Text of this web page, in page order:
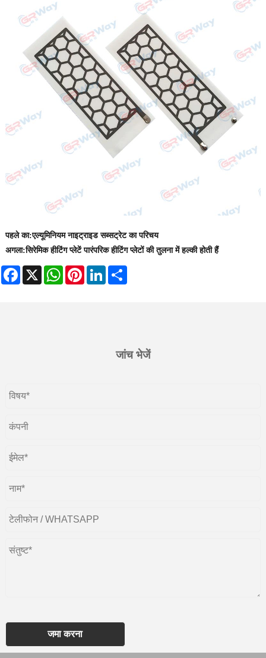
पहले का:एल्यूमिनियम नाइट्राइड सब्सट्रेट का परिचय
अगला:सिरेमिक हीटिंग प्लेटें पारंपरिक हीटिंग प्लेटों की तुलना में हल्की होती हैं
Facebook
X WhatsAppPinterestLinkedIn
जांच भेजें
जमा करना